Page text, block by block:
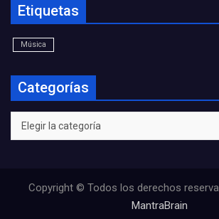
Etiquetas
Música
Categorías
Categorías
Copyright © Todos los derechos
MantraBrain